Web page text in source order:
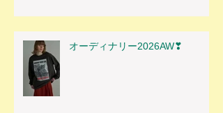
オーディナリー2026AW❣